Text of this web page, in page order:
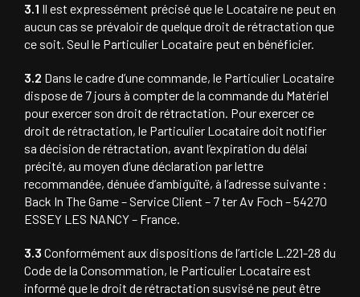
3.1 Il est expressément précisé que le Locataire ne peut en
aucun cas se prévaloir de quelque droit de rétractation que
ce soit. Seul le Particulier Locataire peut en bénéficier.
3.2 Dans le cadre d’une commande, le Particulier Locataire
dispose de 7 jours à compter de la commande du Matériel
pour exercer son droit de rétractation. Pour exercer ce
droit de rétractation, le Particulier Locataire doit notifier
sa décision de rétractation, avant l’expiration du délai
précité, au moyen d’une déclaration par lettre
recommandée, dénuée d’ambiguïté, à l’adresse suivante :
Back In The Game – Service Client – 7 ter Av Foch – 54270
ESSEY LES NANCY – France.
3.3 Conformément aux dispositions de l’article L.221-28 du
Code de la Consommation, le Particulier Locataire est
informé que le droit de rétractation susvisé ne peut être